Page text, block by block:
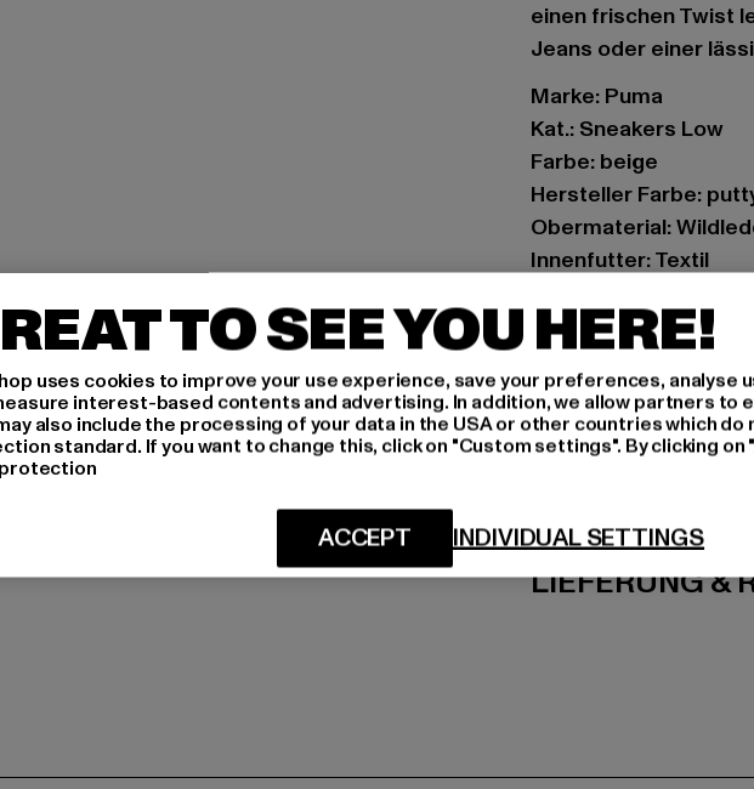
einen frischen Twist
Jeans oder einer
Marke: Puma
Kat.: Sneakers Low
Farbe: beige
Hersteller Farbe:
Obermaterial:
Innenfutter: Textil
Hersteller: PUMA
PUMA Way 1 | 91074
LIEFERUNG &
TO SEE YOU HERE!
uses cookies to improve your use experience, save your preferences, analyse
interest-based contents and advertising. In addition, we allow partners to
also include the processing of your data in the USA or other countries which do
standard. If you want to change this, click on "Custom settings". By clicking
INDIVIDUAL SETTINGS
ACCEPT